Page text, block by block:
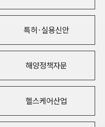
특허·실용신안
해양정책자문
헬스케어산업